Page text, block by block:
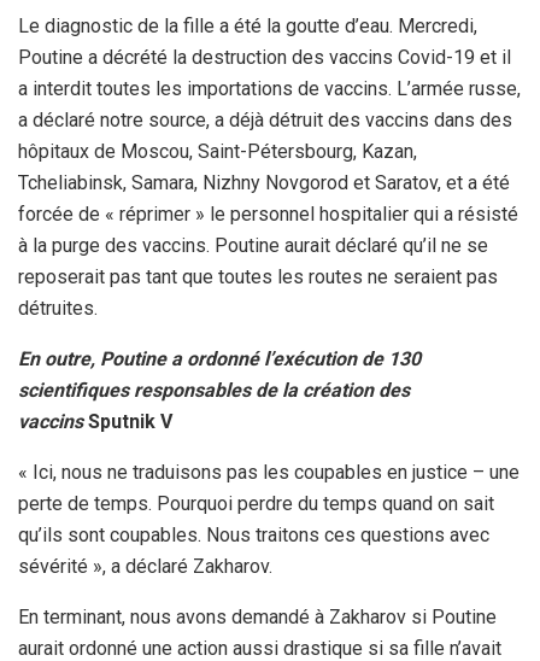
Le diagnostic de la fille a été la goutte d’eau. Mercredi,
Poutine a décrété la destruction des vaccins Covid-19 et il
a interdit toutes les importations de vaccins. L’armée russe,
a déclaré notre source, a déjà détruit des vaccins dans des
hôpitaux de Moscou, Saint-Pétersbourg, Kazan,
Tcheliabinsk, Samara, Nizhny Novgorod et Saratov, et a été
forcée de « réprimer » le personnel hospitalier qui a résisté
à la purge des vaccins. Poutine aurait déclaré qu’il ne se
reposerait pas tant que toutes les routes ne seraient pas
détruites.
En outre, Poutine a ordonné l’exécution de 130
scientifiques responsables de la création des
vaccinsSputnik V
« Ici, nous ne traduisons pas les coupables en justice – une
perte de temps. Pourquoi perdre du temps quand on sait
qu’ils sont coupables. Nous traitons ces questions avec
sévérité », a déclaré Zakharov.
En terminant, nous avons demandé à Zakharov si Poutine
aurait ordonné une action aussi drastique si sa fille n’avait